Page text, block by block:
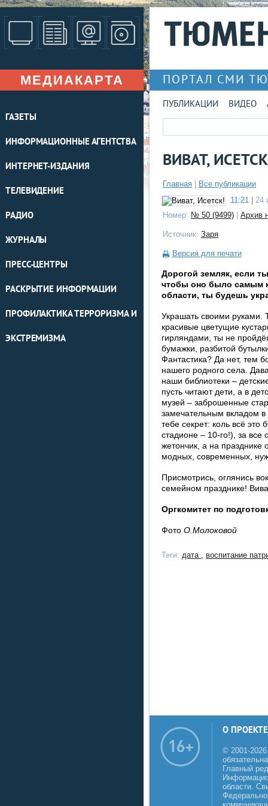
МЕДИАКАРТА
ГАЗЕТЫ
ИНФОРМАЦИОННЫЕ АГЕНТСТВА
ИНТЕРНЕТ-ИЗДАНИЯ
ТЕЛЕВИДЕНИЕ
РАДИО
ЖУРНАЛЫ
ПРЕСС-ЦЕНТРЫ
РАСКРЫТИЕ ИНФОРМАЦИИ
ПРОФИЛАКТИКА ТЕРРОРИЗМА И
ЭКСТРЕМИЗМА
ПОРТАЛ СМИ
ПУБЛИКАЦИИ ВИДЕО
ВИВАТ,
Главная
Все публикации
11:21 |
24
Номер: № 50 (9499) Архив
Источник: Заря
Версия для печати
Дорогой земляк, если
чтобы оно было самым
области, ты будешь
Украшать своими руками.
красивые цветущие
гирляндами, ты не
бумажки, разбитой
Фантастика? Да нет, тем
нашего родного села.
наши библиотеки –
пусть читают дети, а в
музей – заброшенные
замечательным вкладом в
тебе секрет: коль всё это
стадионе – 10-го!), за
жетончик, а на празднике
модных, современных,
Присмотрись, оглянись
семейном празднике!
Оргкомитет по
Фото О.Молоковой
Теги: дата , воспитание
О ПРОЕКТЕ
© 2001-
Главный
области.